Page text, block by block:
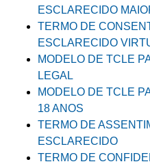
ESCLARECIDO
TERMO DE
ESCLARECIDO
MODELO DE TCLE
LEGAL
MODELO DE TCLE
18 ANOS
TERMO DE
ESCLARECIDO
TERMO DE